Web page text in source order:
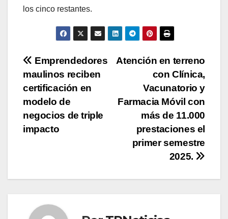
los cinco restantes.
Navegación
de
entradas
Atención en terreno
con Clínica,
Vacunatorio y
Farmacia Móvil con
más de 11.000
prestaciones el
primer semestre
2025.
Emprendedores
maulinos reciben
certificación en
modelo de
negocios de triple
impacto